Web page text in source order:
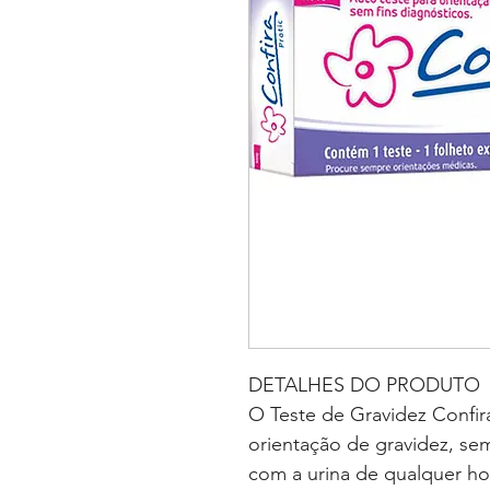
DETALHES DO PRODUTO
O Teste de Gravidez
orientação de gravidez,
com a urina de qualquer